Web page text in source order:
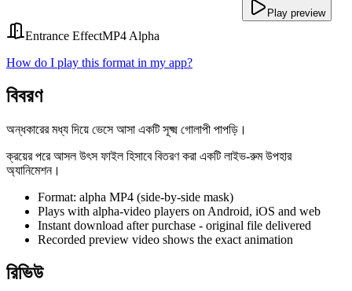
Play preview
Entrance EffectMP4 Alpha
How do I play this format in my app?
বিবরণ
অন্ধকারের মধ্য দিয়ে ভেসে আসা একটি সূক্ষ্ম গোলাপী পাপড়ি।
ক্রয়ের পরে আসল উৎস ফাইল হিসাবে বিতরণ করা একটি লাইভ-রুম উপহার
অ্যানিমেশন।
Format: alpha MP4 (side-by-side mask)
Plays with alpha-video players on Android, iOS and web
Instant download after purchase - original file delivered
Recorded preview video shows the exact animation
রিভিউ